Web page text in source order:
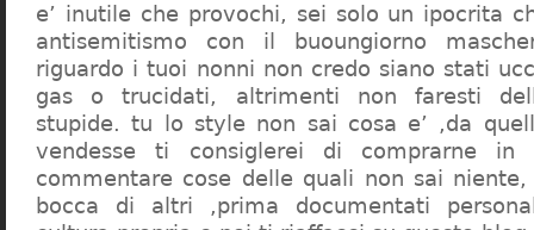
e’ inutile che provochi, sei solo un ipocrita
antisemitismo con il buoungiorno
riguardo i tuoi nonni non credo siano stati
gas o trucidati, altrimenti non faresti
stupide. tu lo style non sai cosa e’ ,da
vendesse ti consiglerei di comprarne in
commentare cose delle quali non sai
bocca di altri ,prima documentati